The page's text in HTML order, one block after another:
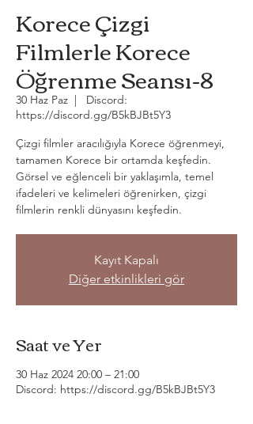
Korece Çizgi
Filmlerle Korece
Öğrenme Seansı-8
30 Haz Paz
  |
Discord:
https://discord.gg/B5kBJBt5Y3
Çizgi filmler aracılığıyla Korece öğrenmeyi,
tamamen Korece bir ortamda keşfedin.
Görsel ve eğlenceli bir yaklaşımla, temel
ifadeleri ve kelimeleri öğrenirken, çizgi
filmlerin renkli dünyasını keşfedin.
Kayıt Kapalı
Diğer etkinlikleri gör
Saat ve Yer
30 Haz 2024 20:00 – 21:00
Discord: https://discord.gg/B5kBJBt5Y3